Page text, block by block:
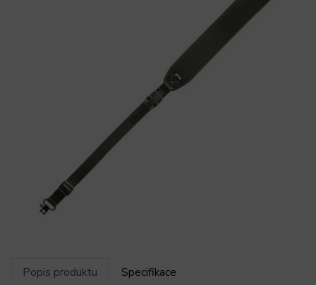
Popis produktu Specifikace